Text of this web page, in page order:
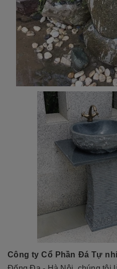
Công ty Cổ Phần Đá Tự